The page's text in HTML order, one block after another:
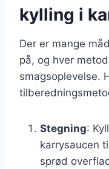
kylling i
Der er mange
på, og hver
smagsoplevelse.
Stegning:
karrysaucen
sprød